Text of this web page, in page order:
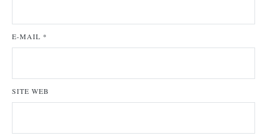
E-MAIL *
SITE WEB